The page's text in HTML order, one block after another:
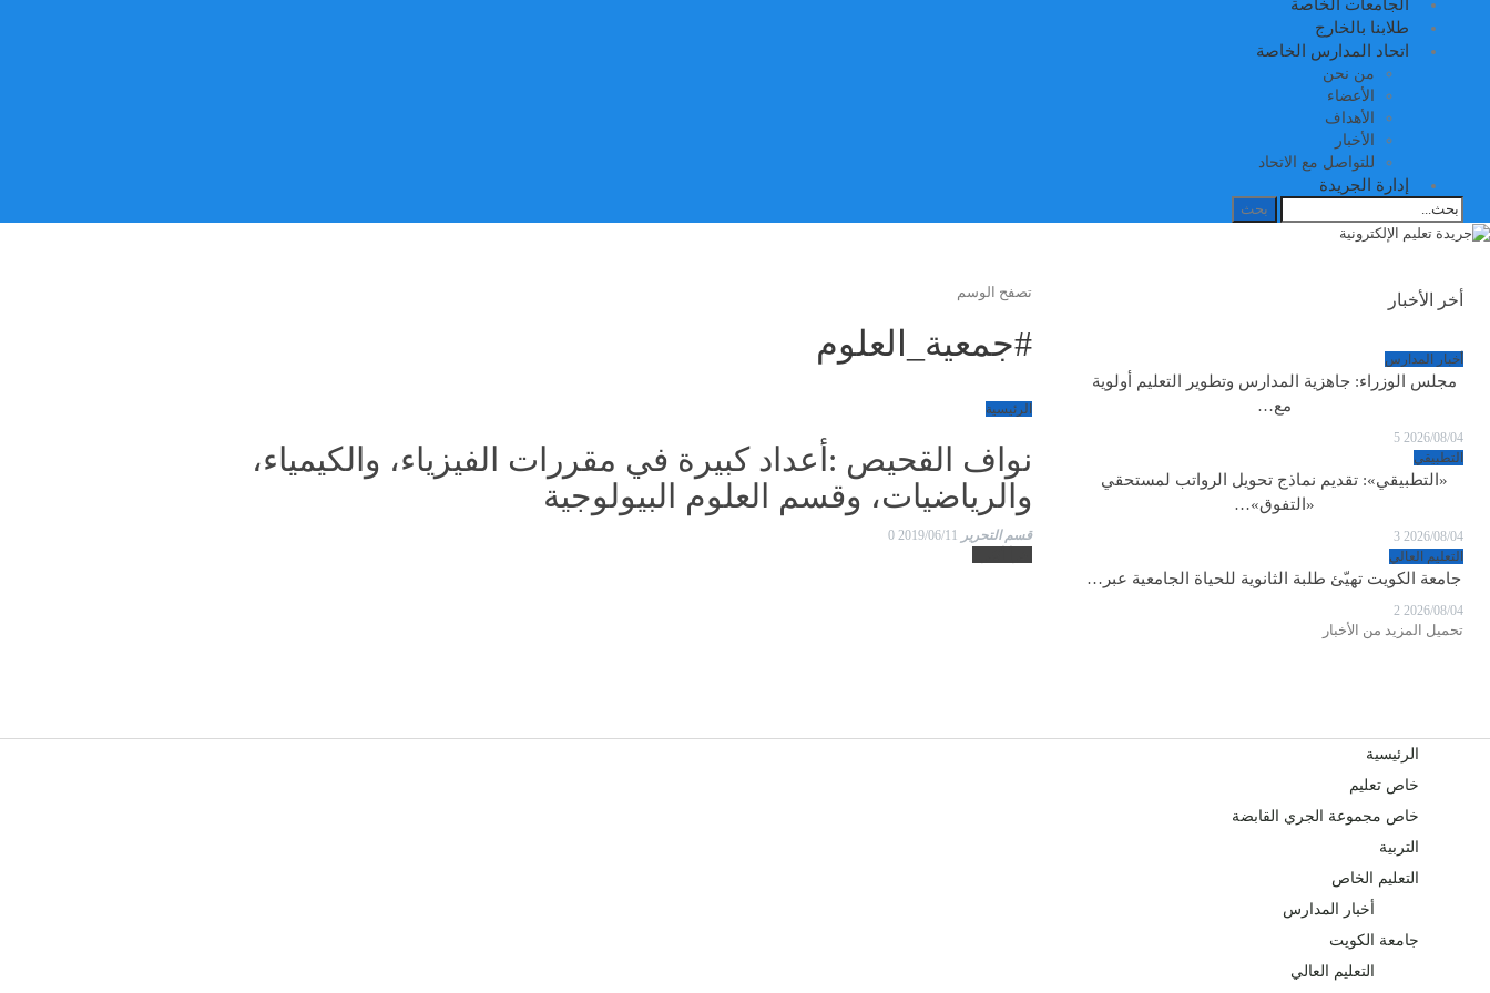
الجامعات الخاصة
طلابنا بالخارج
اتحاد المدارس الخاصة
من نحن
الأعضاء
الأهداف
الأخبار
للتواصل مع الاتحاد
إدارة الجريدة
تصفح الوسم
#جمعية_العلوم
الرئيسية
نواف القحيص :أعداد كبيرة في مقررات الفيزياء، والكيمياء،
والرياضيات، وقسم العلوم البيولوجية
قسم التحرير 2019/06/11
0
أخر الأخبار
أخبار المدارس
مجلس الوزراء: جاهزية المدارس وتطوير التعليم أولوية
مع…
2026/08/04
5
التطبيقي
«التطبيقي»: تقديم نماذج تحويل الرواتب لمستحقي
«التفوق»…
2026/08/04
3
التعليم العالي
جامعة الكويت تهيّئ طلبة الثانوية للحياة الجامعية عبر…
2026/08/04
2
تحميل المزيد من الأخبار
الرئيسية
خاص تعليم
خاص مجموعة الجري القابضة
التربية
التعليم الخاص
أخبار المدارس
جامعة الكويت
التعليم العالي